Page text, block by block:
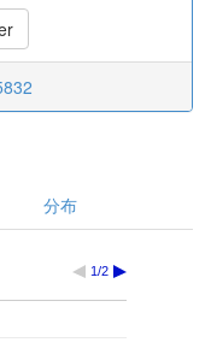
分布
1/2